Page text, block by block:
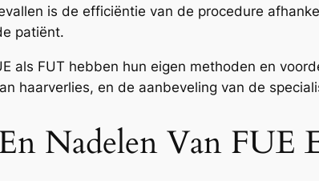
is de efficiëntie van de procedure
patiënt.
als FUT hebben hun eigen methoden en
haarverlies, en de aanbeveling van de
Nadelen Van FUE